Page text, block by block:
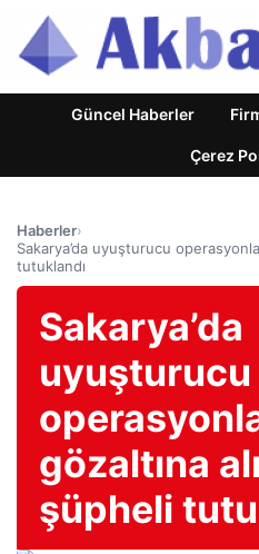
Güncel Haberler
Çerez
Haberler›
Sakarya’da uyuşturucu
tutuklandı
Sakarya’da
uyuşturucu
gözaltına
şüpheli